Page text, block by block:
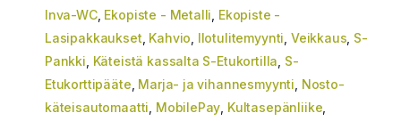
Inva-WC, Ekopiste - Metalli Ekopiste -
Lasipakkaukset Kahvio Ilotulitemyynti Veikkaus S-
Pankki Käteistä kassalta S-Etukortilla S-
Etukorttipääte Marja- ja vihannesmyynti Nosto-
käteisautomaatti MobilePay Kultasepänliike